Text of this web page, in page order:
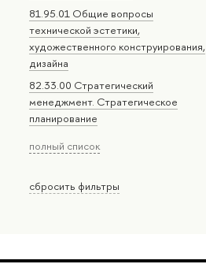
81.95.01 Общие вопросы
технической эстетики,
художественного конструирования,
дизайна
82.33.00 Стратегический
менеджмент. Стратегическое
планирование
полный список
сбросить фильтры